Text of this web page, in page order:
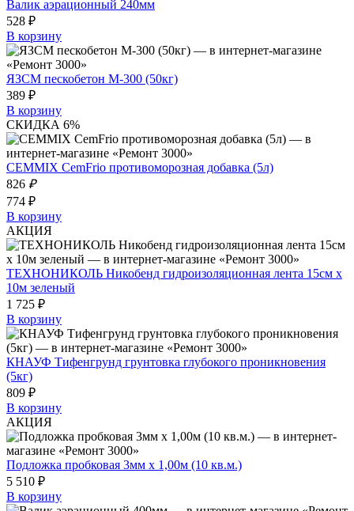
Валик аэрационный 240мм
528 ₽
В корзину
ЯЗСМ пескобетон М-300 (50кг)
389 ₽
В корзину
СКИДКА 6%
CEMMIX CemFrio противоморозная добавка (5л)
826 ₽
774 ₽
В корзину
АКЦИЯ
ТЕХНОНИКОЛЬ Никобенд гидроизоляционная лента 15см х
10м зеленый
1 725 ₽
В корзину
КНАУФ Тифенгрунд грунтовка глубокого проникновения
(5кг)
809 ₽
В корзину
АКЦИЯ
Подложка пробковая 3мм х 1,00м (10 кв.м.)
5 510 ₽
В корзину